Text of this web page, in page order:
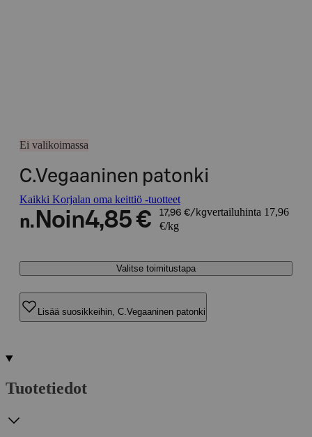
Ei valikoimassa
C.Vegaaninen patonki
Kaikki Korjalan oma keittiö -tuotteet
n. Noin4,85 € 17,96 €/kgvertailuhinta 17,96
€/kg
Valitse toimitustapa
Lisää suosikkeihin, C.Vegaaninen patonki
Tuotetiedot